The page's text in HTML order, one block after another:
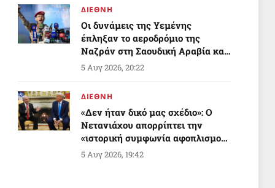
ΔΙΕΘΝΗ
Οι δυνάμεις της Υεμένης
έπληξαν το αεροδρόμιο της
Ναζράν στη Σαουδική Αραβία και
ένα τάνκερ
5 Αυγ 2026, 20:22
ΔΙΕΘΝΗ
«Δεν ήταν δικό μας σχέδιο»: Ο
Νετανιάχου απορρίπτει την
«ιστορική συμφωνία αφοπλισμού»
της Γάζας που προώθησε ο Τραμπ
5 Αυγ 2026, 19:42